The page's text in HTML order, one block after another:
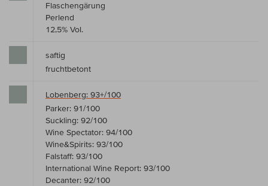
Flaschengärung
Perlend
12,5% Vol.
saftig
fruchtbetont
Lobenberg: 93+/100
Parker: 91/100
Suckling: 92/100
Wine Spectator: 94/100
Wine&Spirits: 93/100
Falstaff: 93/100
International Wine Report: 93/100
Decanter: 92/100